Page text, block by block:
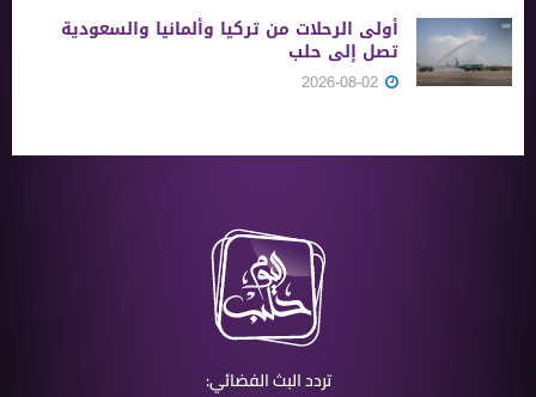
أولى الرحلات من ‏تركيا وألمانيا والسعودية
تصل إلى حلب
تردد البث الفضائي: